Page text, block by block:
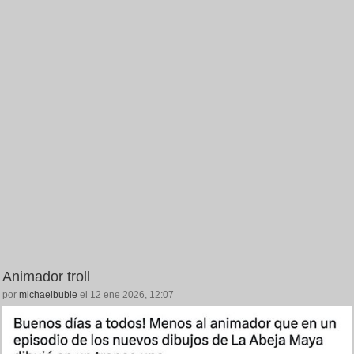
Animador troll
por michaelbuble el 12 ene 2026, 12:07